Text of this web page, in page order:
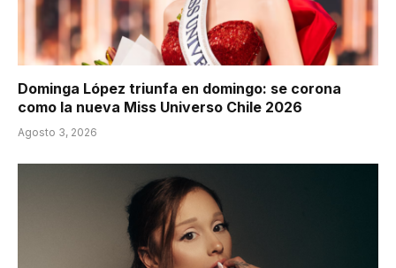
Dominga López triunfa en domingo: se corona
como la nueva Miss Universo Chile 2026
Agosto 3, 2026